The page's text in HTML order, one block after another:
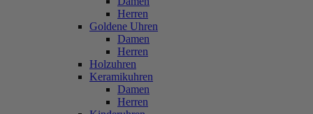
Herren
Goldene Uhren
Damen
Herren
Holzuhren
Keramikuhren
Damen
Herren